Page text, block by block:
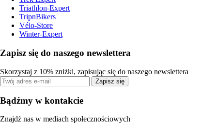
Triathlon-Expert
TripnBikers
Vélo-Store
Winter-Expert
Zapisz się do naszego newslettera
Skorzystaj z 10% zniżki, zapisując się do naszego newslettera
Zapisz się
Bądźmy w kontakcie
Znajdź nas w mediach społecznościowych